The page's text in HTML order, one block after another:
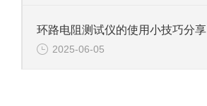
环路电阻测试仪的使用小技巧分享
2025-06-05